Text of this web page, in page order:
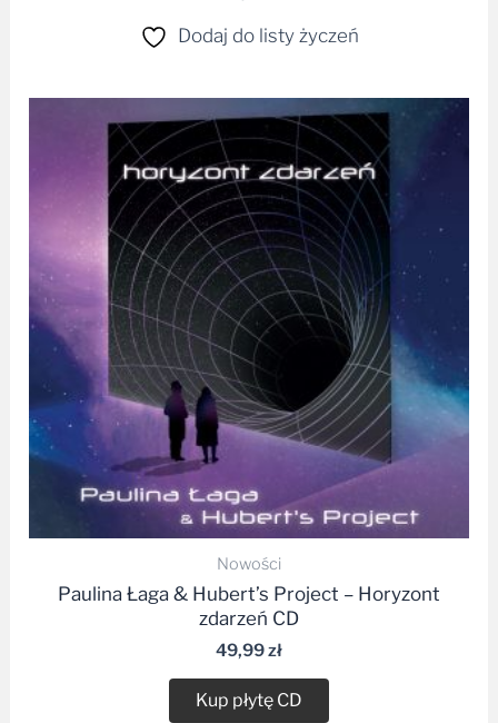
Dodaj do listy życzeń
Nowości
Paulina Łaga & Hubert’s Project – Horyzont
zdarzeń CD
49,99zł
Kup płytę CD